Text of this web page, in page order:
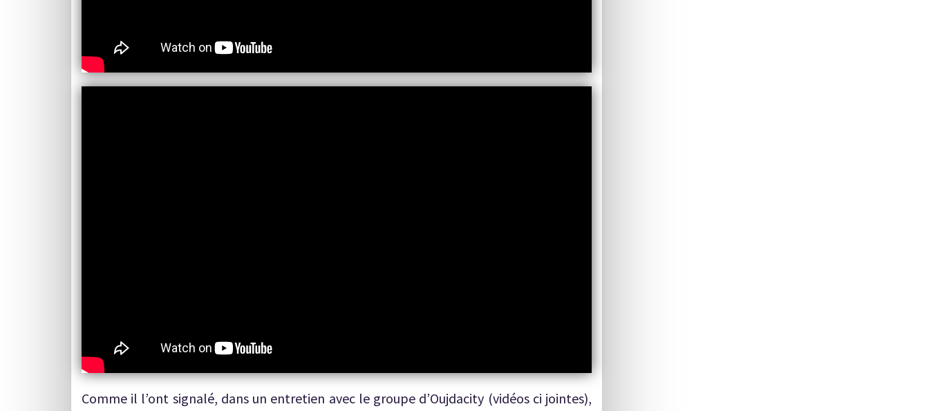
Comme il l’ont signalé, dans un entretien avec le groupe d’Oujdacity (vidéos ci jointes),